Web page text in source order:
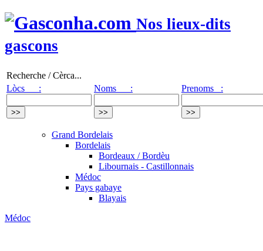
Nos lieux-dits
gascons
Recherche / Cèrca...
Lòcs :
Noms : Prenoms :
Grand Bordelais
Bordelais
Bordeaux / Bordèu
Libournais - Castillonnais
Médoc
Pays gabaye
Blayais
Médoc